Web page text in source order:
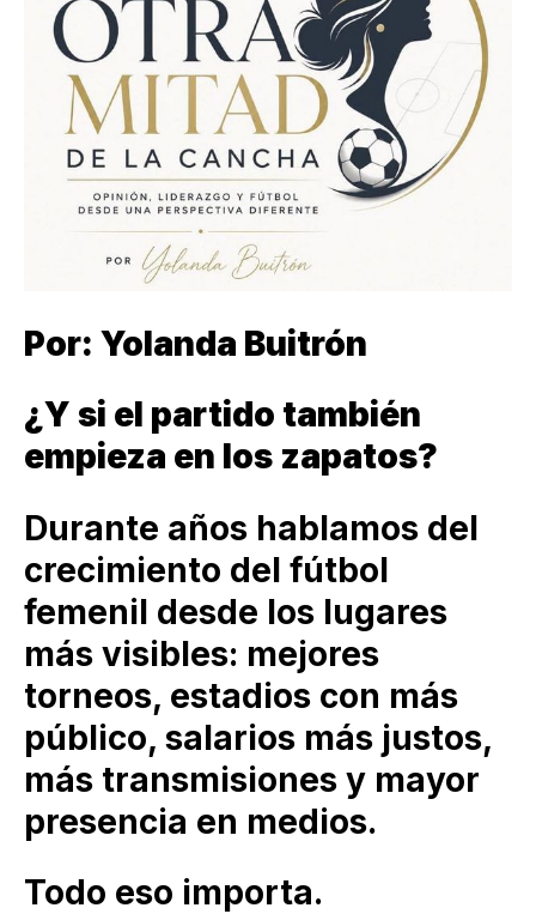
Por: Yolanda Buitrón
¿Y si el partido también
empieza en los zapatos?
Durante años hablamos del
crecimiento del fútbol
femenil desde los lugares
más visibles: mejores
torneos, estadios con más
público, salarios más justos,
más transmisiones y mayor
presencia en medios.
Todo eso importa.